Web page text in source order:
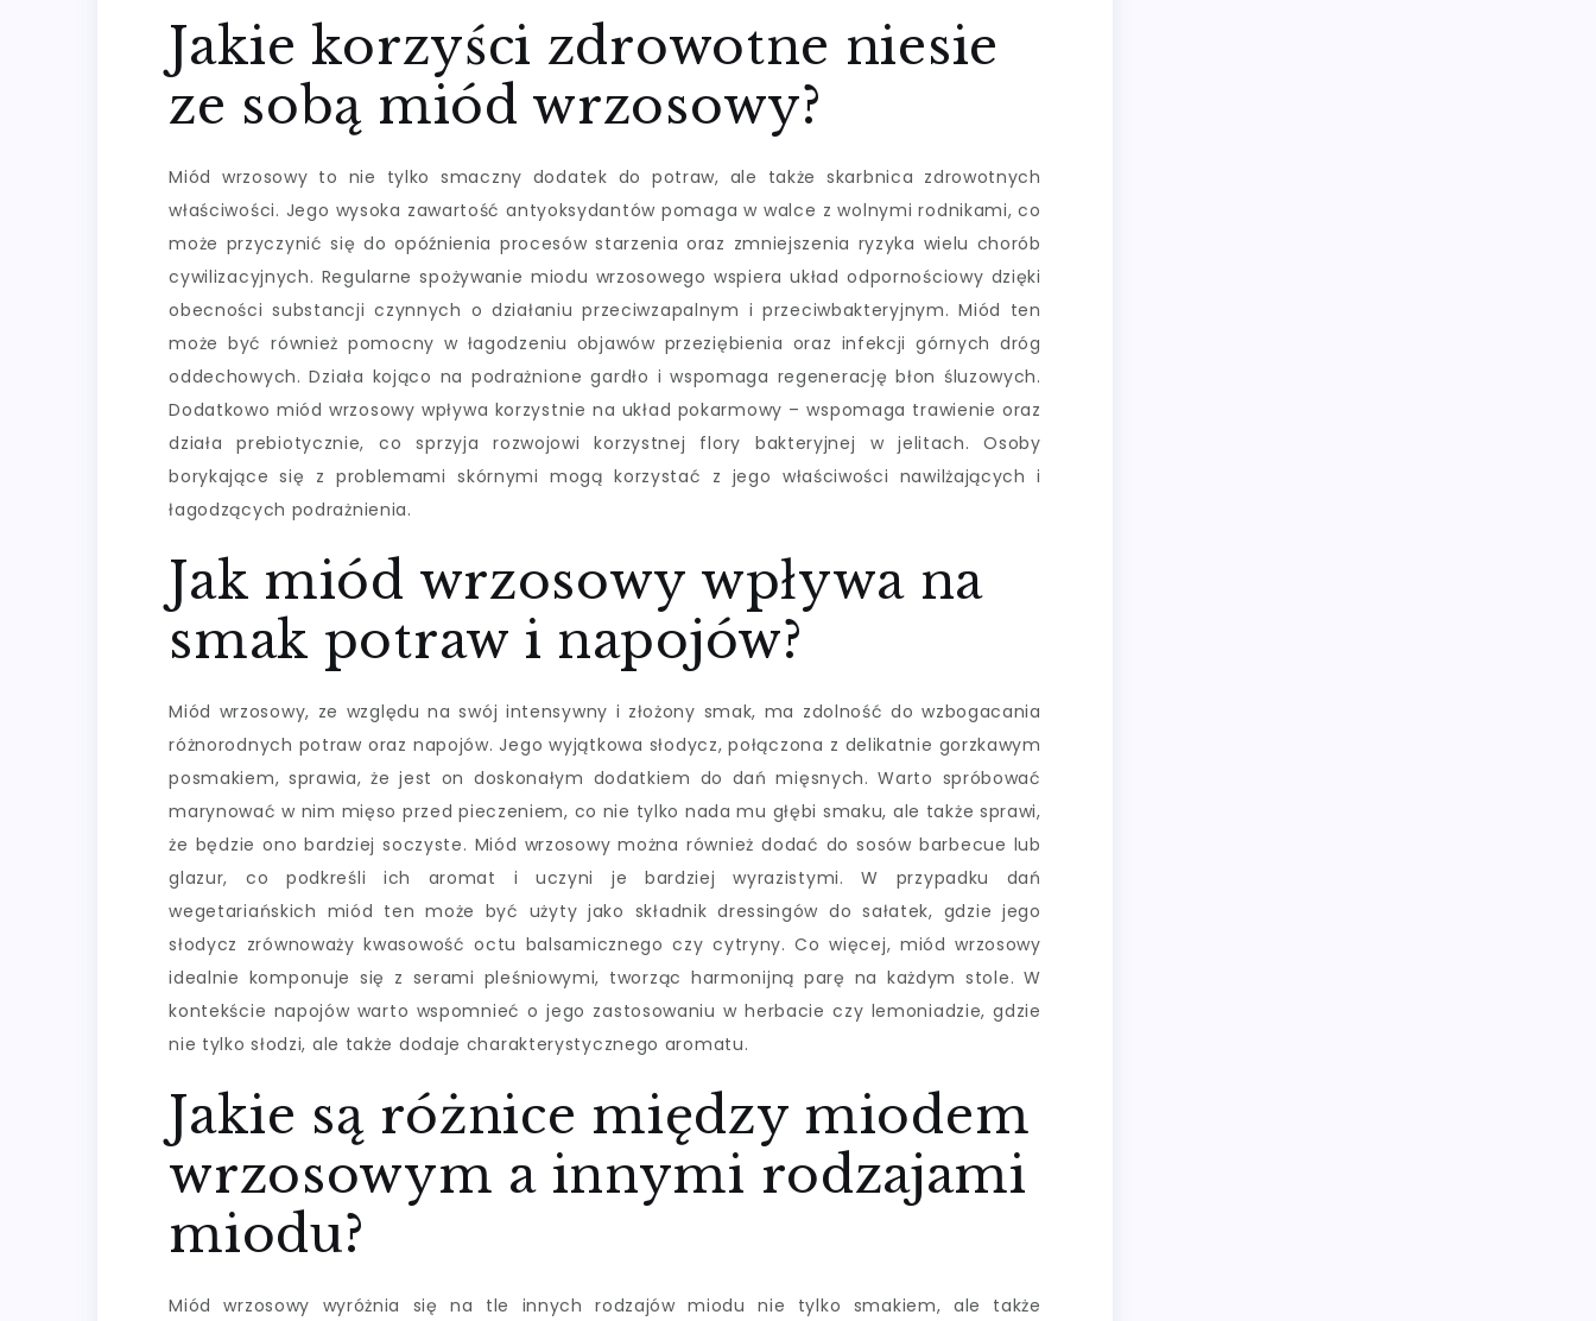
Jakie korzyści zdrowotne niesie
ze sobą miód wrzosowy?
Miód wrzosowy to nie tylko smaczny dodatek do potraw, ale także skarbnica zdrowotnych
właściwości. Jego wysoka zawartość antyoksydantów pomaga w walce z wolnymi rodnikami, co
może przyczynić się do opóźnienia procesów starzenia oraz zmniejszenia ryzyka wielu chorób
cywilizacyjnych. Regularne spożywanie miodu wrzosowego wspiera układ odpornościowy dzięki
obecności substancji czynnych o działaniu przeciwzapalnym i przeciwbakteryjnym. Miód ten
może być również pomocny w łagodzeniu objawów przeziębienia oraz infekcji górnych dróg
oddechowych. Działa kojąco na podrażnione gardło i wspomaga regenerację błon śluzowych.
Dodatkowo miód wrzosowy wpływa korzystnie na układ pokarmowy – wspomaga trawienie oraz
działa prebiotycznie, co sprzyja rozwojowi korzystnej flory bakteryjnej w jelitach. Osoby
borykające się z problemami skórnymi mogą korzystać z jego właściwości nawilżających i
łagodzących podrażnienia.
Jak miód wrzosowy wpływa na
smak potraw i napojów?
Miód wrzosowy, ze względu na swój intensywny i złożony smak, ma zdolność do wzbogacania
różnorodnych potraw oraz napojów. Jego wyjątkowa słodycz, połączona z delikatnie gorzkawym
posmakiem, sprawia, że jest on doskonałym dodatkiem do dań mięsnych. Warto spróbować
marynować w nim mięso przed pieczeniem, co nie tylko nada mu głębi smaku, ale także sprawi,
że będzie ono bardziej soczyste. Miód wrzosowy można również dodać do sosów barbecue lub
glazur, co podkreśli ich aromat i uczyni je bardziej wyrazistymi. W przypadku dań
wegetariańskich miód ten może być użyty jako składnik dressingów do sałatek, gdzie jego
słodycz zrównoważy kwasowość octu balsamicznego czy cytryny. Co więcej, miód wrzosowy
idealnie komponuje się z serami pleśniowymi, tworząc harmonijną parę na każdym stole. W
kontekście napojów warto wspomnieć o jego zastosowaniu w herbacie czy lemoniadzie, gdzie
nie tylko słodzi, ale także dodaje charakterystycznego aromatu.
Jakie są różnice między miodem
wrzosowym a innymi rodzajami
miodu?
Miód wrzosowy wyróżnia się na tle innych rodzajów miodu nie tylko smakiem, ale także